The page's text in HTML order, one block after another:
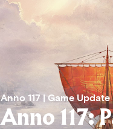
Anno 117 | Game Update
Anno 117: